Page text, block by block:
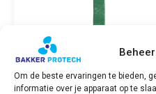
Om de beste ervaringen te bieden,
informatie over je apparaat op te